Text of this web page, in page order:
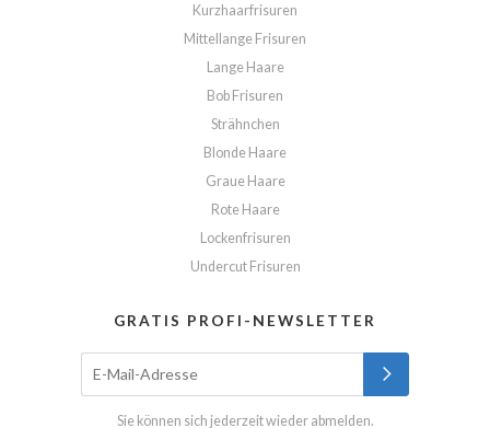
Kurzhaarfrisuren
Mittellange Frisuren
Lange Haare
Bob Frisuren
Strähnchen
Blonde Haare
Graue Haare
Rote Haare
Lockenfrisuren
Undercut Frisuren
GRATIS PROFI-NEWSLETTER
Sie können sich jederzeit wieder abmelden.